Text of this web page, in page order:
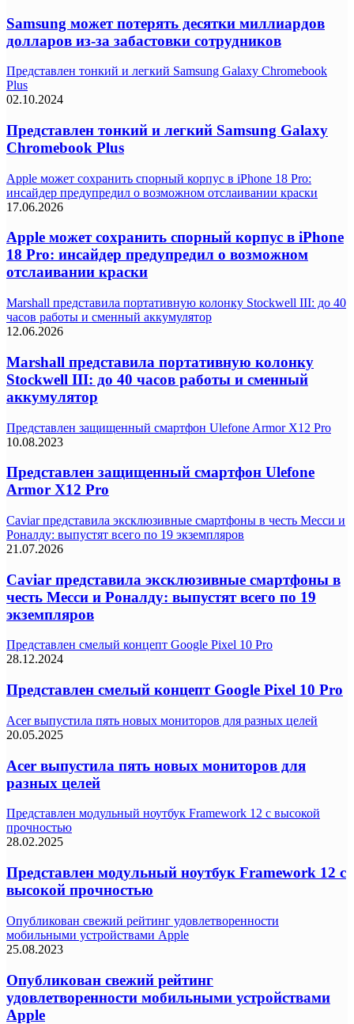
Samsung может потерять десятки миллиардов
долларов из-за забастовки сотрудников
Представлен тонкий и легкий Samsung Galaxy Chromebook
Plus
02.10.2024
Представлен тонкий и легкий Samsung Galaxy
Chromebook Plus
Apple может сохранить спорный корпус в iPhone 18 Pro:
инсайдер предупредил о возможном отслаивании краски
17.06.2026
Apple может сохранить спорный корпус в iPhone
18 Pro: инсайдер предупредил о возможном
отслаивании краски
Marshall представила портативную колонку Stockwell III: до 40
часов работы и сменный аккумулятор
12.06.2026
Marshall представила портативную колонку
Stockwell III: до 40 часов работы и сменный
аккумулятор
Представлен защищенный смартфон Ulefone Armor X12 Pro
10.08.2023
Представлен защищенный смартфон Ulefone
Armor X12 Pro
Caviar представила эксклюзивные смартфоны в честь Месси и
Роналду: выпустят всего по 19 экземпляров
21.07.2026
Caviar представила эксклюзивные смартфоны в
честь Месси и Роналду: выпустят всего по 19
экземпляров
Представлен смелый концепт Google Pixel 10 Pro
28.12.2024
Представлен смелый концепт Google Pixel 10 Pro
Acer выпустила пять новых мониторов для разных целей
20.05.2025
Acer выпустила пять новых мониторов для
разных целей
Представлен модульный ноутбук Framework 12 с высокой
прочностью
28.02.2025
Представлен модульный ноутбук Framework 12 с
высокой прочностью
Опубликован свежий рейтинг удовлетворенности
мобильными устройствами Apple
25.08.2023
Опубликован свежий рейтинг
удовлетворенности мобильными устройствами
Apple